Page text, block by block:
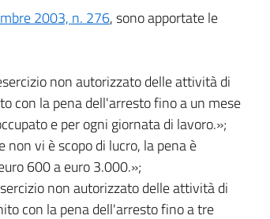
2003, n. 276, sono apportate le
non autorizzato delle attività di
con la pena dell'arresto fino a un mese
e per ogni giornata di lavoro.»;
vi è scopo di lucro, la pena è
600 a euro 3.000.»;
non autorizzato delle attività di
con la pena dell'arresto fino a tre